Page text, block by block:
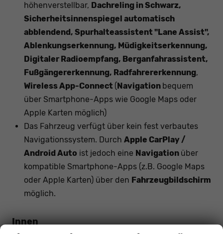
höhenverstellbar, Dachreling in Schwarz,
Sicherheitsinnenspiegel automatisch
abblendend, Spurhalteassistent "Lane Assist",
Ablenkungserkennung, Müdigkeitserkennung,
Digitaler Radioempfang, Berganfahrassistent,
Fußgängererkennung, Radfahrererkennung,
Wireless App-Connect (Navigation bequem
über Smartphone-Apps wie Google Maps oder
Apple Karten möglich)
Das Fahrzeug verfügt über kein fest verbautes
Navigationssystem. Durch Apple CarPlay /
Android Auto ist jedoch eine Navigation über
kompatible Smartphone-Apps (z.B. Google Maps
oder Apple Karten) über den Fahrzeugbildschirm
möglich.
Innen